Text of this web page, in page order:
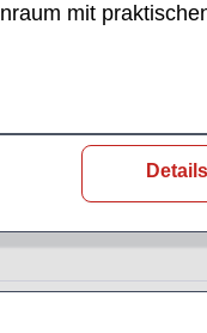
mit
Details